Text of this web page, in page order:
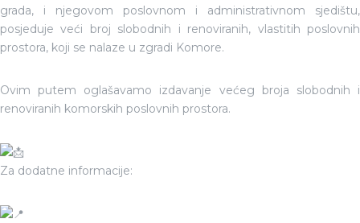
grada, i njegovom poslovnom i administrativnom sjedištu,
posjeduje veći broj slobodnih i renoviranih, vlastitih poslovnih
prostora, koji se nalaze u zgradi Komore.
Ovim putem oglašavamo izdavanje većeg broja slobodnih i
renoviranih komorskih poslovnih prostora.
Za dodatne informacije: